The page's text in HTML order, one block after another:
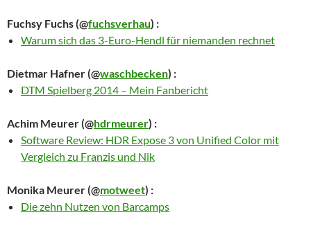
Fuchsy Fuchs(@fuchsverhau) :
Warum sich das 3-Euro-Hendl für niemanden rechnet
Dietmar Hafner(@waschbecken) :
DTM Spielberg 2014 – Mein Fanbericht
Achim Meurer(@hdrmeurer) :
Software Review: HDR Expose 3 von Unified Color mit
Vergleich zu Franzis und Nik
Monika Meurer(@motweet) :
Die zehn Nutzen von Barcamps